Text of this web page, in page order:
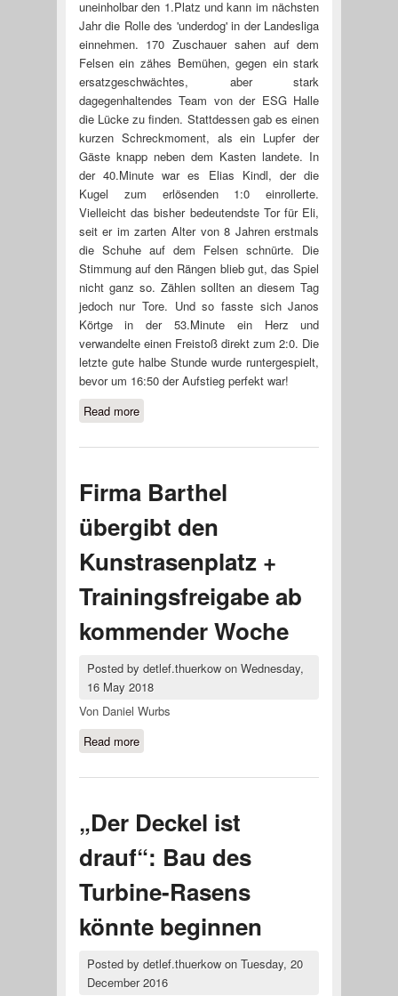
uneinholbar den 1.Platz und kann im nächsten
Jahr die Rolle des 'underdog' in der Landesliga
einnehmen. 170 Zuschauer sahen auf dem
Felsen ein zähes Bemühen, gegen ein stark
ersatzgeschwächtes, aber stark
dagegenhaltendes Team von der ESG Halle
die Lücke zu finden. Stattdessen gab es einen
kurzen Schreckmoment, als ein Lupfer der
Gäste knapp neben dem Kasten landete. In
der 40.Minute war es Elias Kindl, der die
Kugel zum erlösenden 1:0 einrollerte.
Vielleicht das bisher bedeutendste Tor für Eli,
seit er im zarten Alter von 8 Jahren erstmals
die Schuhe auf dem Felsen schnürte. Die
Stimmung auf den Rängen blieb gut, das Spiel
nicht ganz so. Zählen sollten an diesem Tag
jedoch nur Tore. Und so fasste sich Janos
Körtge in der 53.Minute ein Herz und
verwandelte einen Freistoß direkt zum 2:0. Die
letzte gute halbe Stunde wurde runtergespielt,
bevor um 16:50 der Aufstieg perfekt war!
Read moreabout Landesligaaufstieg perfekt!
Firma Barthel
übergibt den
Kunstrasenplatz +
Trainingsfreigabe ab
kommender Woche
Posted by detlef.thuerkowon Wednesday,
16 May 2018
Von Daniel Wurbs
Read moreabout Firma Barthel übergibt den
ab kommender Woche
„Der Deckel ist
drauf“: Bau des
Turbine-Rasens
könnte beginnen
Posted by detlef.thuerkowon Tuesday, 20
December 2016